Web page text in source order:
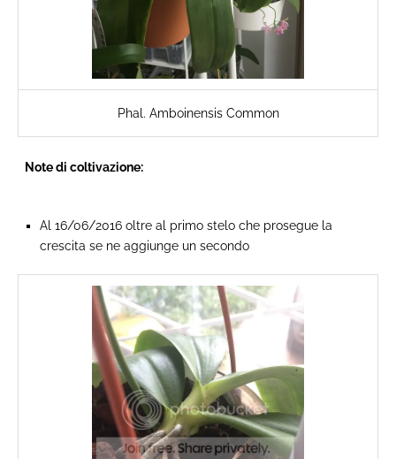
Phal. Amboinensis Common
Note di coltivazione:
Al 16/06/2016 oltre al primo stelo che prosegue la
crescita se ne aggiunge un secondo